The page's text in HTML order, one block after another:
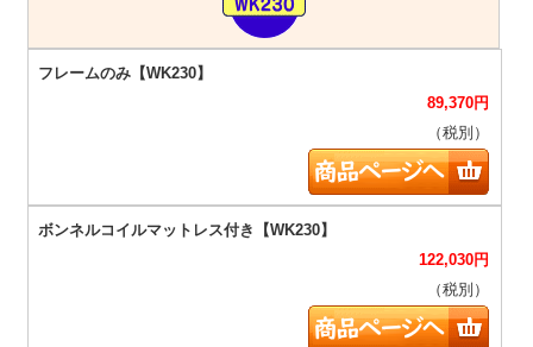
89,370円
（税別）
122,030円
（税別）